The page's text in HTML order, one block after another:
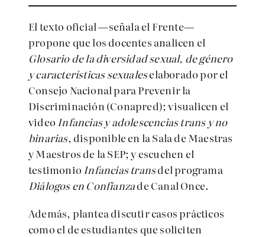
El texto oficial —señala el Frente—
propone que los docentes analicen el
Glosario de la diversidad sexual, de género
y características sexualeselaborado por el
Consejo Nacional para Prevenir la
Discriminación (Conapred); visualicen el
video Infancias y adolescencias trans y no
binarias, disponible en la Sala de Maestras
y Maestros de la SEP; y escuchen el
testimonio Infancias transdel programa
Diálogos en Confianzade Canal Once.
Además, plantea discutir casos prácticos
como el de estudiantes que soliciten